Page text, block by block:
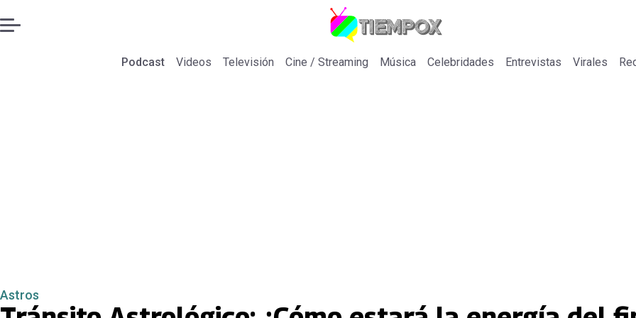
Podcast Videos Televisión Cine / Streaming Música Celebridades Entrevistas Virales
Astros